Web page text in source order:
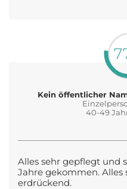
Kein öffentlicher
40-49
Alles sehr gepflegt und
Jahre gekommen. Alles
erdrückend.